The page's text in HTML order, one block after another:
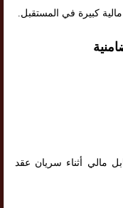
كبيرة في المستقبل.
مالي أثناء سريان عقد